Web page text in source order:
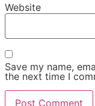
Website
Save my name,
the next time I